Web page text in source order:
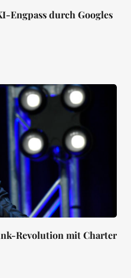
Engpass durch Googles
Revolution mit Charter